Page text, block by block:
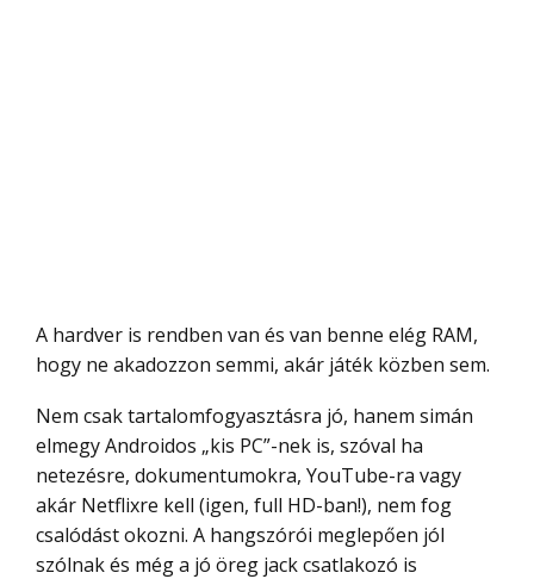
A hardver is rendben van és van benne elég RAM,
hogy ne akadozzon semmi, akár játék közben sem.
Nem csak tartalomfogyasztásra jó, hanem simán
elmegy Androidos „kis PC”-nek is, szóval ha
netezésre, dokumentumokra, YouTube-ra vagy
akár Netflixre kell (igen, full HD-ban!), nem fog
csalódást okozni. A hangszórói meglepően jól
szólnak és még a jó öreg jack csatlakozó is